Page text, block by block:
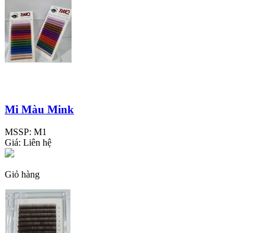
Mi Màu Mink
MSSP: M1
Giá: Liên hệ
Giỏ hàng